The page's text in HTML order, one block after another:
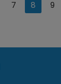
7 8 9